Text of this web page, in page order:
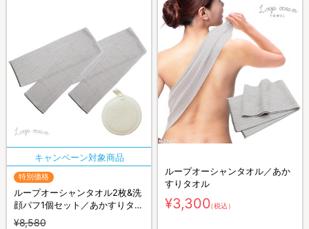
特別価格
ループオーシャンタオル2枚&洗
顔パフ1個セット／あかすりタオ
ル
¥8,580
ループオーシャンタオル／あか
すりタオル
¥3,300（税込）